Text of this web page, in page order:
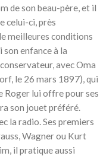
de son beau-père, et il
celui-ci, près
meilleures conditions
son enfance à la
avec Oma
le 26 mars 1897), qui
Roger lui offre pour ses
son jouet préféré.
la radio. Ses premiers
Wagner ou Kurt
il pratique aussi